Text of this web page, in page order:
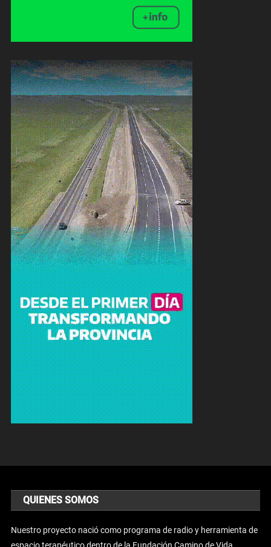
QUIENES SOMOS
Nuestro proyecto nació como programa de radio y herramienta de